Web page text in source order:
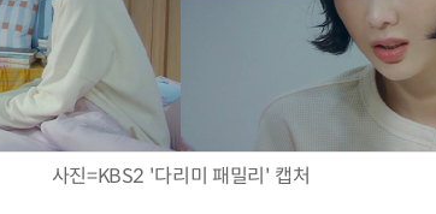
사진=KBS2 '다리미 패밀리' 캡처